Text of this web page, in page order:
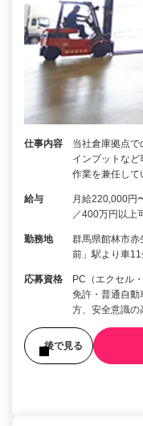
仕事内容
当社倉庫拠点
インプットな
作業を兼任し
給与
月給220,000円
／400万円以上
勤務地
群馬県館林市
前」駅より車
応募資格
PC（エクセル
免許・普通自
方、安全意識の
後で見る